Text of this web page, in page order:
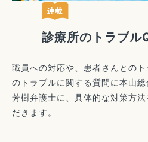
診療所のトラブル
職員への対応や、患者さんとの
のトラブルに関する質問に本山
芳樹弁護士に、具体的な対策方
だきます。